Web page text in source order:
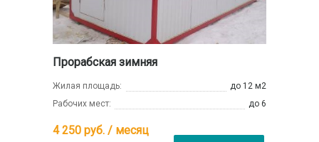
Прорабская зимняя
Жилая площадь:
до 12 м2
Рабочих мест:
до 6
4 250 руб. / месяц